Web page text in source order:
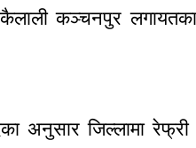
कञ्चनपुर
जिल्लामा रेफ्री